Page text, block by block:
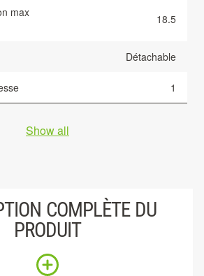
max
18.5
Détachable
1
Show all
COMPLÈTE DU
PRODUIT